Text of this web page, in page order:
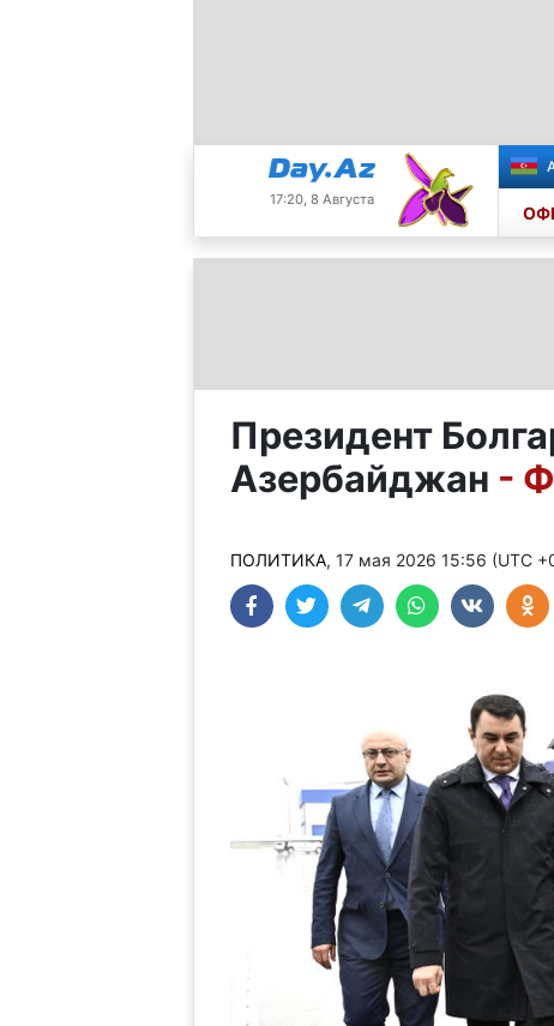
17:20, 8 Августа
Президент
Азербайджан -
ПОЛИТИКА, 17 мая 2026 15:56 (UTC